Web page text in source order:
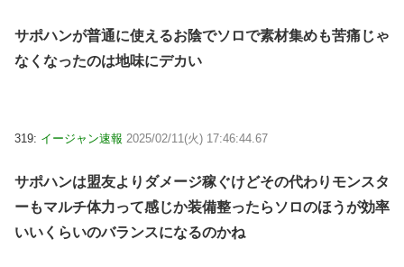
サポハンが普通に使えるお陰でソロで素材集めも苦痛じゃ
なくなったのは地味にデカい
319: イージャン速報 2025/02/11(火) 17:46:44.67
サポハンは盟友よりダメージ稼ぐけどその代わりモンスタ
ーもマルチ体力って感じか装備整ったらソロのほうが効率
いいくらいのバランスになるのかね